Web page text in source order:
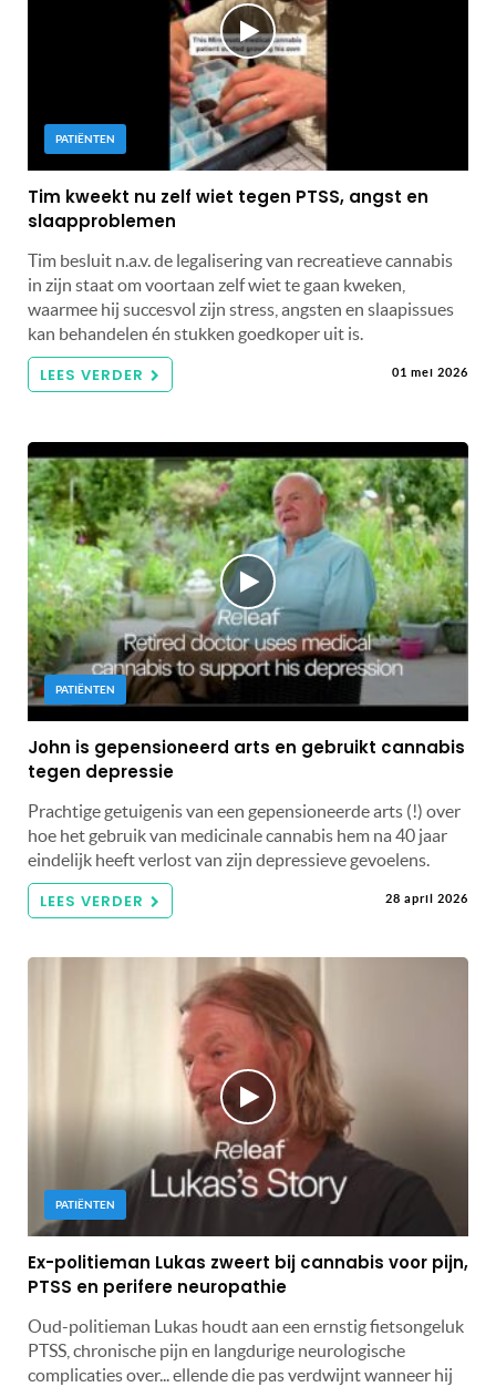
PATIËNTEN
Tim kweekt nu zelf wiet tegen PTSS, angst en
slaapproblemen
Tim besluit n.a.v. de legalisering van recreatieve cannabis
in zijn staat om voortaan zelf wiet te gaan kweken,
waarmee hij succesvol zijn stress, angsten en slaapissues
kan behandelen én stukken goedkoper uit is.
LEES VERDER 01 mei 2026
PATIËNTEN
John is gepensioneerd arts en gebruikt cannabis
tegen depressie
Prachtige getuigenis van een gepensioneerde arts (!) over
hoe het gebruik van medicinale cannabis hem na 40 jaar
eindelijk heeft verlost van zijn depressieve gevoelens.
LEES VERDER 28 april 2026
PATIËNTEN
Ex-politieman Lukas zweert bij cannabis voor pijn,
PTSS en perifere neuropathie
Oud-politieman Lukas houdt aan een ernstig fietsongeluk
PTSS, chronische pijn en langdurige neurologische
complicaties over... ellende die pas verdwijnt wanneer hij